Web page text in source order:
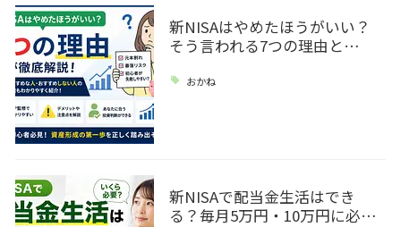
新NISAはやめたほうがいい？
そう言われる7つの理由と…
おかね
新NISAで配当金生活はでき
る？毎月5万円・10万円に必…